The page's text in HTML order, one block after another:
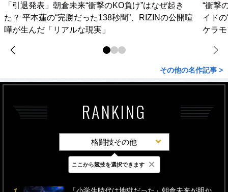
「引退発表」朝倉未来“衝撃のKO負け”はなぜ起き
た？ 平本蓮の“完勝だった138秒間”、RIZINの公開喧
嘩が生んだ「リアルな現実」
“衝撃
イド
ケラ
その他の名作記事 >
RANKING
格闘技その他
最新 24時間 週間
ここから競技を選択できます ×